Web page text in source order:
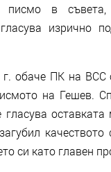
писмо в
изрично
обаче ПК на ВСС
на Гешев.
си като главен